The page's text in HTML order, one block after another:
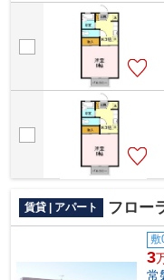
いってきます。今から物件を
賃貸 | アパート フロー
敷
3
常